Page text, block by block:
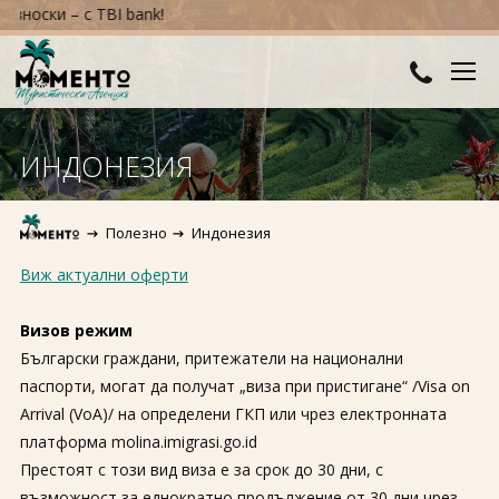
– с TBI bank!
ДЕСТИНАЦИИ
Австралия и Океания
Азия
Африка
Европа
Северна Америка
Южна Америка
ХОТЕЛИ
Хотели в България
Хотели в Турция
КРУИЗИ
ПРАЗНИЦИ
Великден
Коледа
Нова година
ПОЛЕЗНО
КОНТАКТИ
ИНДОНЕЗИЯ
Полезно Индонезия
Виж актуални оферти
Визов режим
Български граждани, притежатели на национални
паспорти, могат да получат „виза при пристигане“ /Visa on
Arrival (VoA)/ на определени ГКП или чрез електронната
платформа molina.imigrasi.go.id
Престоят с този вид виза е за срок до 30 дни, с